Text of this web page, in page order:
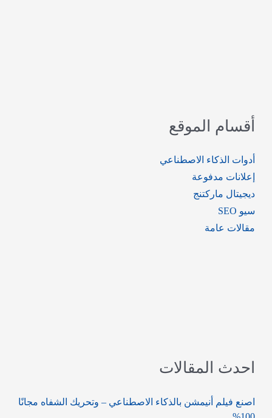
:أقسام الموقع
أدوات الذكاء الاصطناعي
إعلانات مدفوعة
ديجيتال ماركتنج
سيو SEO
مقالات عامة
احدث المقالات
اصنع فيلم أنيمشن بالذكاء الاصطناعي – وتحريك الشفاه مجانًا